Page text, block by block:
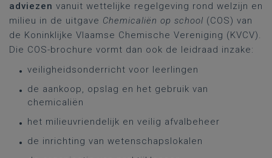
adviezen vanuit wettelijke regelgeving rond welzijn en
milieu in de uitgave Chemicaliën op school (COS) van
de Koninklijke Vlaamse Chemische Vereniging (KVCV).
Die COS-brochure vormt dan ook de leidraad inzake:
veiligheidsonderricht voor leerlingen
de aankoop, opslag en het gebruik van
chemicaliën
het milieuvriendelijk en veilig afvalbeheer
de inrichting van wetenschapslokalen